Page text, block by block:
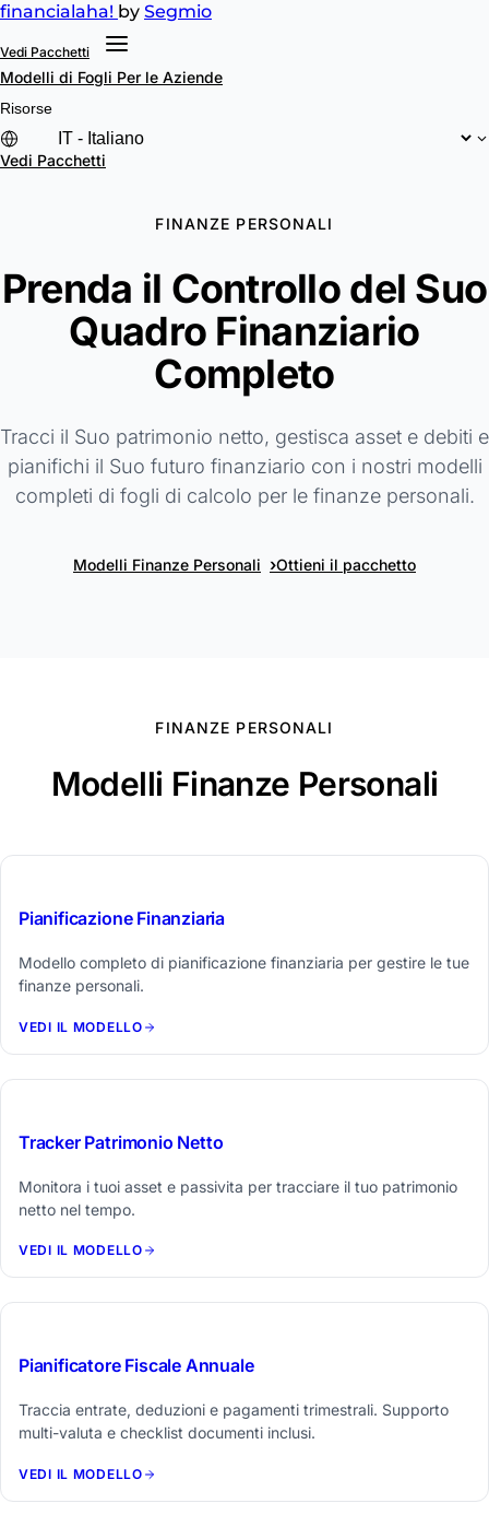
financialaha! by Segmio
Vedi Pacchetti
Modelli di Fogli Per le Aziende
Risorse
Vedi Pacchetti
FINANZE PERSONALI
Prenda il Controllo del Suo
Quadro Finanziario
Completo
Tracci il Suo patrimonio netto, gestisca asset e debiti e
pianifichi il Suo futuro finanziario con i nostri modelli
completi di fogli di calcolo per le finanze personali.
Modelli Finanze Personali ›Ottieni il pacchetto
FINANZE PERSONALI
Modelli Finanze Personali
Pianificazione Finanziaria
Modello completo di pianificazione finanziaria per gestire le tue
finanze personali.
VEDI IL MODELLO
Tracker Patrimonio Netto
Monitora i tuoi asset e passivita per tracciare il tuo patrimonio
netto nel tempo.
VEDI IL MODELLO
Pianificatore Fiscale Annuale
Traccia entrate, deduzioni e pagamenti trimestrali. Supporto
multi-valuta e checklist documenti inclusi.
VEDI IL MODELLO